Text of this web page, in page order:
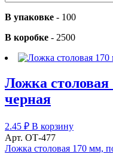
В упаковке - 100
В коробке - 2500
Ложка
черная
2.45 ₽ В корзину
Арт. ОТ-477
Ложка столовая 170 мм,